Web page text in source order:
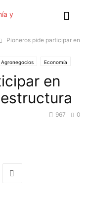
Pioneros pide participar en
Agronegocios Economía
en
0
967